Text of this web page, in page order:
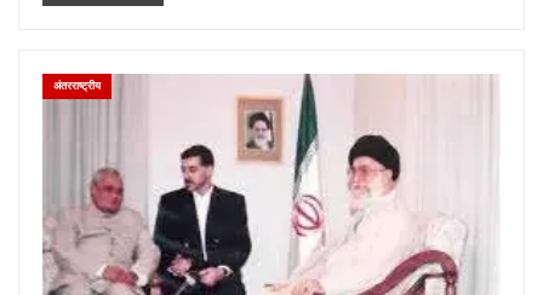
अंतरराष्ट्रीय